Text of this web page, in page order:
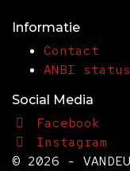
Informatie
Contact
ANBI status
Social Media
Facebook
Instagram
© 2026 -